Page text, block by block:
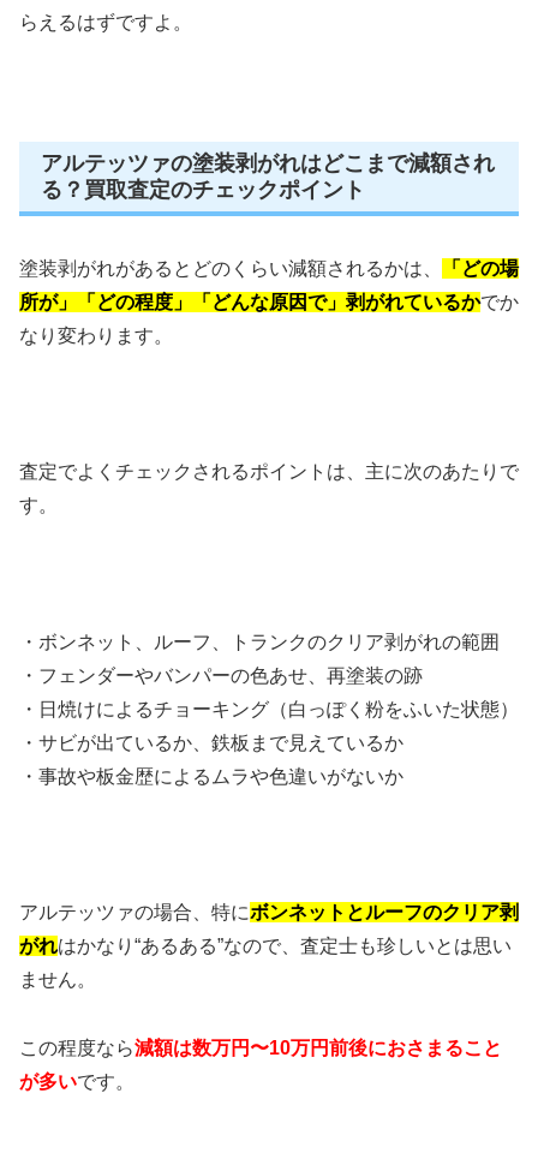
らえるはずですよ。
アルテッツァの塗装剥がれはどこまで減額され
る？買取査定のチェックポイント
塗装剥がれがあるとどのくらい減額されるかは、
「どの場
所が」「どの程度」「どんな原因で」剥がれているかでか
なり変わります。
査定でよくチェックされるポイントは、主に次のあたりで
す。
・ボンネット、ルーフ、トランクのクリア剥がれの範囲
・フェンダーやバンパーの色あせ、再塗装の跡
・日焼けによるチョーキング（白っぽく粉をふいた状態）
・サビが出ているか、鉄板まで見えているか
・事故や板金歴によるムラや色違いがないか
アルテッツァの場合、特にボンネットとルーフのクリア剥
がれはかなり“あるある”なので、査定士も珍しいとは思い
ません。
この程度なら減額は数万円〜10万円前後におさまること
が多いです。